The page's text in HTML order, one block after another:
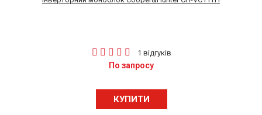
1 відгуків
По запросу
КУПИТИ